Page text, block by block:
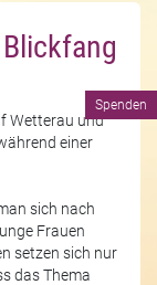
Wetterau und
einer
sich nach
Frauen
setzen sich nur
das Thema
Spenden